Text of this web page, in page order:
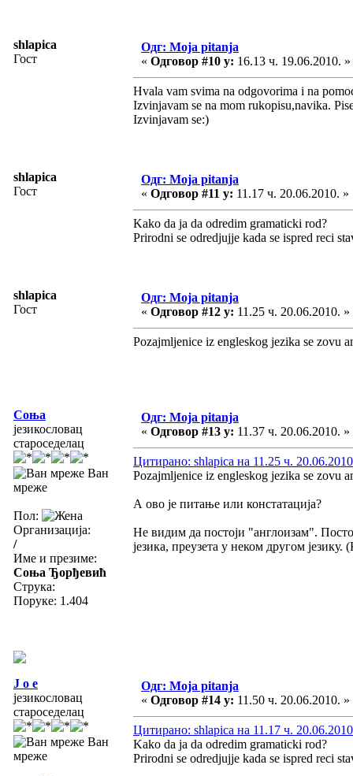
shlapica
Гост
Одг: Moja pitanja
« Одговор #10 у: 16.13 ч. 19.06.2010. »
Hvala vam svima na odgovorima i na
Izvinjavam se na mom rukopisu,navika.
Izvinjavam se:)
shlapica
Гост
Одг: Moja pitanja
« Одговор #11 у: 11.17 ч. 20.06.2010. »
Kako da ja da odredim gramaticki rod?
Prirodni se odredjujje kada se ispred reci
shlapica
Гост
Одг: Moja pitanja
« Одговор #12 у: 11.25 ч. 20.06.2010. »
Pozajmljenice iz engleskog jezika se zovu
Соња
језикословац
староседелац
Ван
мреже
Пол:
Организација:
/
Име и презиме:
Соња Ђорђевић
Струка:
Поруке: 1.404
Одг: Moja pitanja
« Одговор #13 у: 11.37 ч. 20.06.2010. »
Цитирано: shlapica на 11.25 ч.
Pozajmljenice iz engleskog jezika se zovu
А ово је питање или констатација?
Не видим да постоји "англоизам".
језика, преузета у неком другом
J o e
језикословац
староседелац
Ван
мреже
Одг: Moja pitanja
« Одговор #14 у: 11.50 ч. 20.06.2010. »
Цитирано: shlapica на 11.17 ч.
Kako da ja da odredim gramaticki rod?
Prirodni se odredjujje kada se ispred reci